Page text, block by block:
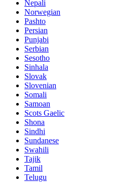
Nepali
Norwegian
Pashto
Persian
Punjabi
Serbian
Sesotho
Sinhala
Slovak
Slovenian
Somali
Samoan
Scots Gaelic
Shona
Sindhi
Sundanese
Swahili
Tajik
Tamil
Telugu